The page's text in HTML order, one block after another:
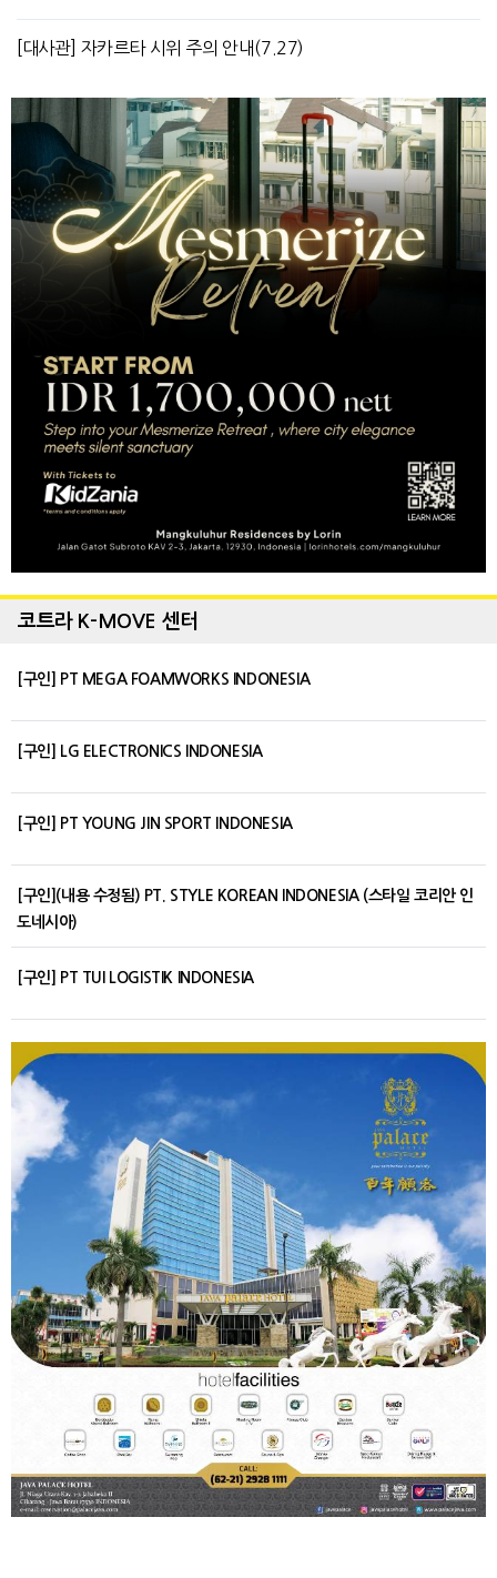
[대사관] 자카르타 시위 주의 안내(7.27)
코트라 K-MOVE 센터
[구인] PT MEGA FOAMWORKS INDONESIA
[구인] LG ELECTRONICS INDONESIA
[구인] PT YOUNG JIN SPORT INDONESIA
[구인](내용 수정됨) PT. STYLE KOREAN INDONESIA (스타일 코리안 인
도네시아)
[구인] PT TUI LOGISTIK INDONESIA